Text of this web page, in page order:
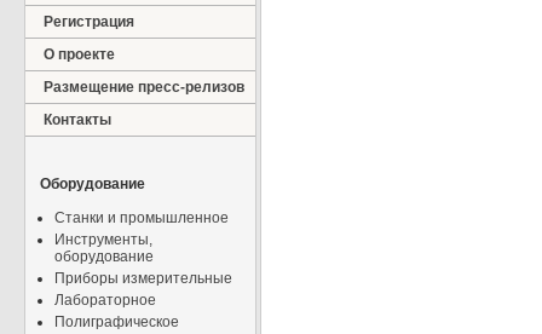
Регистрация
О проекте
Размещение пресс-релизов
Контакты
Оборудование
Станки и промышленное
Инструменты,
оборудование
Приборы измерительные
Лабораторное
Полиграфическое